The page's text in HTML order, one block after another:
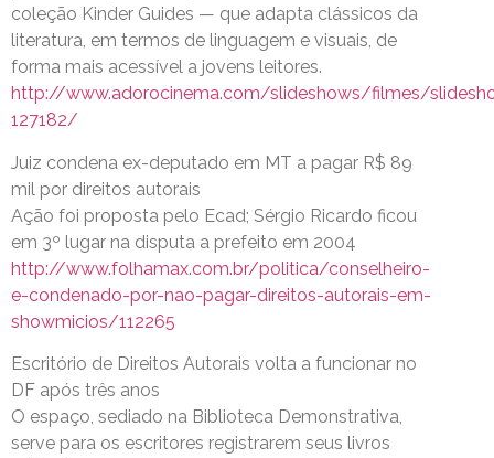
coleção Kinder Guides — que adapta clássicos da
literatura, em termos de linguagem e visuais, de
forma mais acessível a jovens leitores.
http://www.adorocinema.com/slideshows/filmes/
127182/
Juiz condena ex-deputado em MT a pagar R$ 89
mil por direitos autorais
Ação foi proposta pelo Ecad; Sérgio Ricardo ficou
em 3º lugar na disputa a prefeito em 2004
http://www.folhamax.com.br/politica/conselheiro-
e-condenado-por-nao-pagar-direitos-autorais-em-
showmicios/112265
Escritório de Direitos Autorais volta a funcionar no
DF após três anos
O espaço, sediado na Biblioteca Demonstrativa,
serve para os escritores registrarem seus livros